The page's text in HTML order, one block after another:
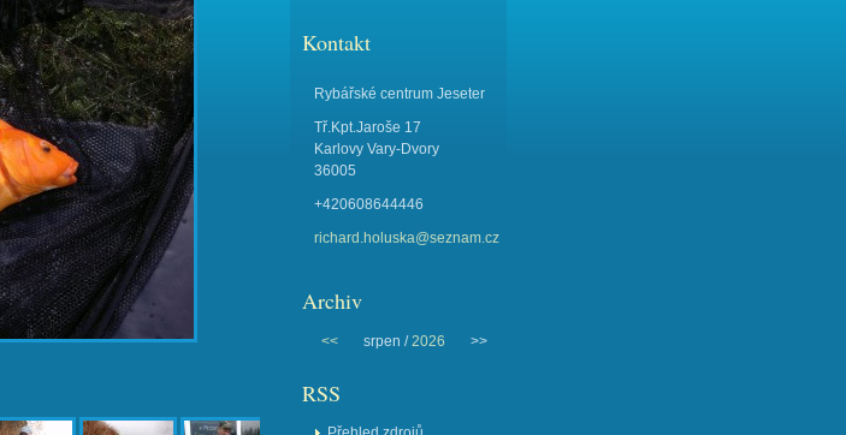
Kontakt
Rybářské centrum Jeseter
Tř.Kpt.Jaroše 17
Karlovy Vary-Dvory
36005
+420608644446
richard.holuska@seznam.cz
Archiv
<< srpen /2026 >>
RSS